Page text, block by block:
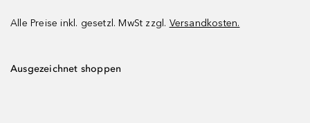
Alle Preise inkl. gesetzl. MwSt zzgl. Versandkosten.
Ausgezeichnet shoppen